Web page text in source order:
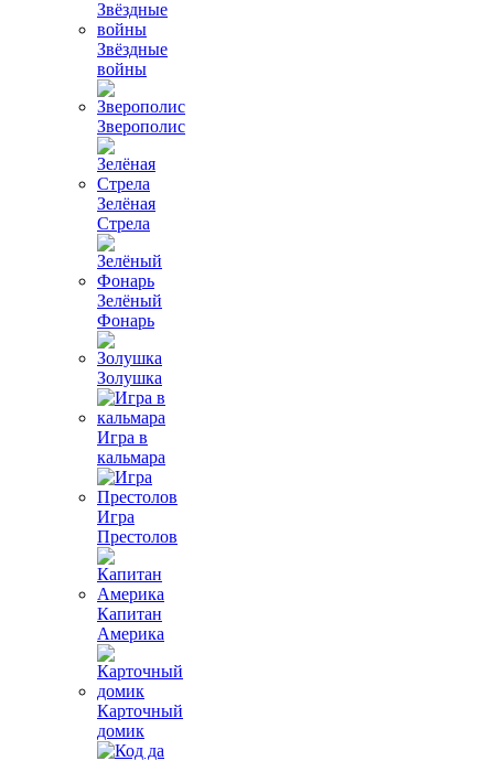
Звёздные
войны
Зверополис
Зелёная
Стрела
Зелёный
Фонарь
Золушка
Игра в
кальмара
Игра
Престолов
Капитан
Америка
Карточный
домик